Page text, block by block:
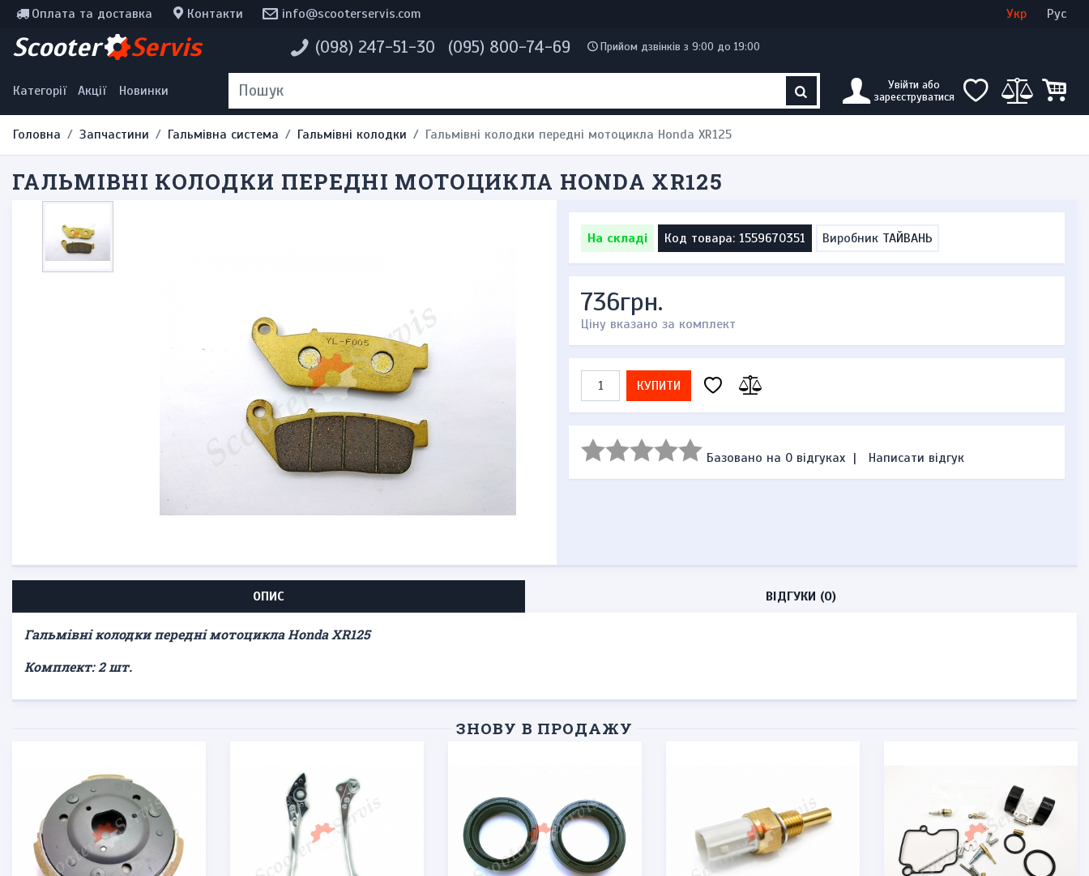
Оплата та доставка Контакти info@scooterservis.com Укр Рус
Scooter Servis (098) 247-51-30 (095) 800-74-69 Прийом дзвінків з 9:00 до 19:00
Категорії Акції Новинки
Увійти або
зареєструватися
Інструменти, мотохімія
Наклейки
Одяг та екіпірування
Головна Запчастини Гальмівна система Гальмівні колодки Гальмівні колодки передні мотоцикла Honda XR125
ГАЛЬМІВНІ КОЛОДКИ ПЕРЕДНІ МОТОЦИКЛА HONDA XR125
На складі Код товара: 1559670351 Виробник ТАЙВАНЬ
736грн.
Ціну вказано за комплект
КУПИТИ
Базовано на 0 відгуках | Написати відгук
ОПИС ВІДГУКИ (0)
Гальмівні колодки передні мотоцикла Honda XR125
Комплект: 2 шт.
ЗНОВУ В ПРОДАЖУ